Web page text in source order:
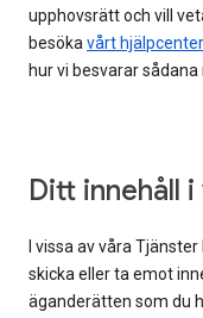
upphovsrätt och vill
besökavårt hjälpcenter
hur vi besvarar
Ditt innehåll
I vissa av våra
skicka eller ta emot
äganderätten som du